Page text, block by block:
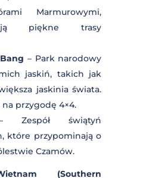
mostów. Świetne
i przejażdżki
miasto z
Mostem Smoka i
Marmurowymi,
piękne trasy
Bang– Park
z olbrzymich jaskiń,
największa